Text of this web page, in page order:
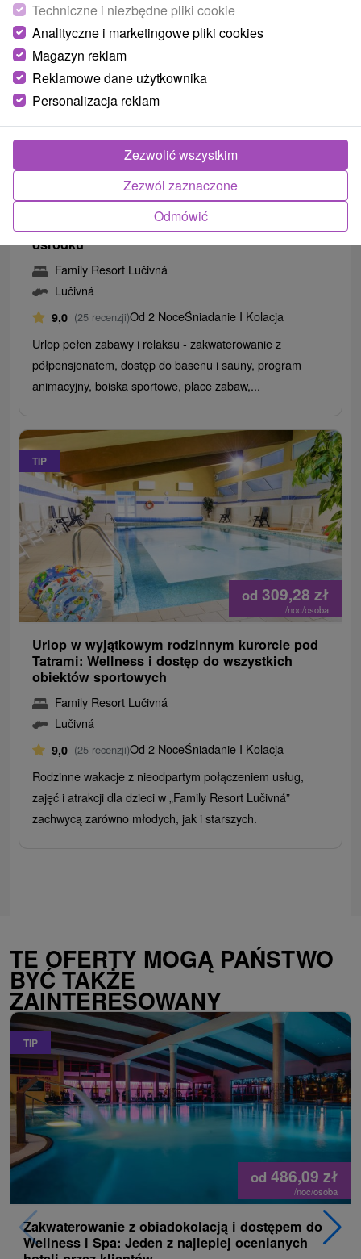
TIP
Lato w Tatrach: Rodzinny wypoczynek z
basenami i animacjami w największym
ośrodku
Family Resort Lučivná
Lučivná
9,0 (25 recenzji)Od 2 NoceŚniadanie I Kolacja
Urlop pełen zabawy i relaksu - zakwaterowanie z
półpensjonatem, dostęp do basenu i sauny, program
animacyjny, boiska sportowe, place zabaw,...
TIP
od 309,28 zł
/noc/osoba
Urlop w wyjątkowym rodzinnym kurorcie pod
Tatrami: Wellness i dostęp do wszystkich
obiektów sportowych
Family Resort Lučivná
Lučivná
9,0 (25 recenzji)Od 2 NoceŚniadanie I Kolacja
Rodzinne wakacje z nieodpartym połączeniem usług,
zajęć i atrakcji dla dzieci w „Family Resort Lučivná”
zachwycą zarówno młodych, jak i starszych.
TE OFERTY MOGĄ PAŃSTWO
BYĆ TAKŻE
ZAINTERESOWANY
TIP
od 486,09 zł
/noc/osoba
Zakwaterowanie z obiadokolacją i dostępem do
Wellness i Spa: Jeden z najlepiej ocenianych
Techniczne i niezbędne pliki cookie
Analityczne i marketingowe pliki cookies
Magazyn reklam
Reklamowe dane użytkownika
Personalizacja reklam
Odmówić
Zezwól zaznaczone
Zezwolić wszystkim